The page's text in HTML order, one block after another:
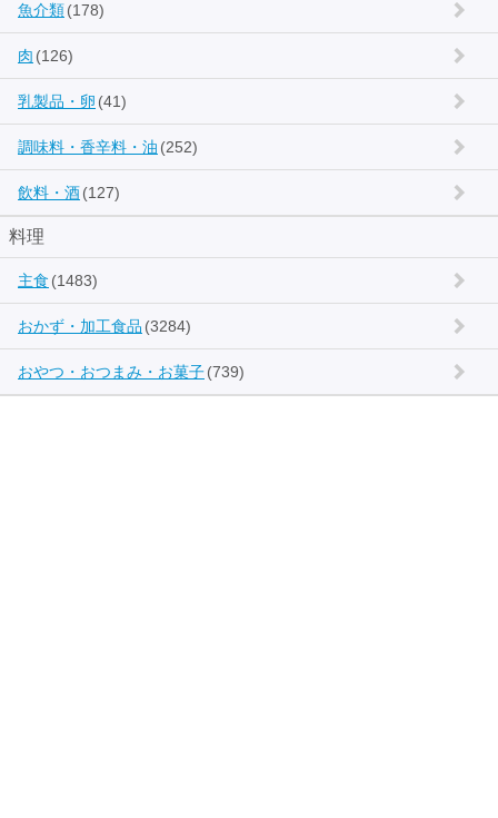
魚介類(178)
肉 (126)
乳製品・卵 (41)
調味料・香辛料・油 (252)
飲料・酒(127)
料理
主食 (1483)
おかず・加工食品 (3284)
おやつ・おつまみ・お菓子(739)